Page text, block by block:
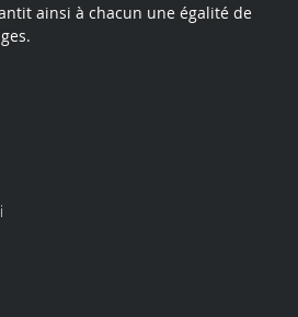
ainsi à chacun une égalité de